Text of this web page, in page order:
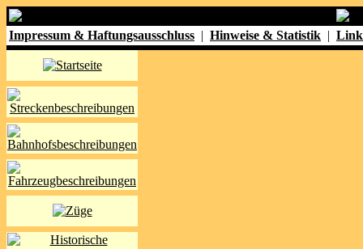
Impressum & Haftungsausschluss | Hinweise & Statistik |